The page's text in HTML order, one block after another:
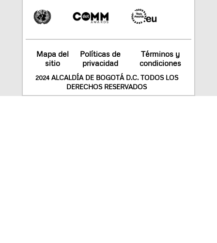
Mapa del
sitio
Políticas de
privacidad
Términos y
condiciones
2024 ALCALDÍA DE BOGOTÁ D.C. TODOS LOS
DERECHOS RESERVADOS